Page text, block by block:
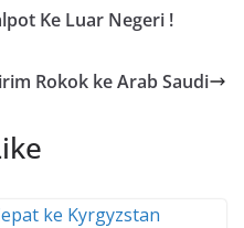
Ke Luar Negeri !
Rokok ke Arab Saudi